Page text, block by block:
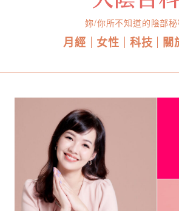
妳/你所不知道的陰部
月經 女性 科技 關